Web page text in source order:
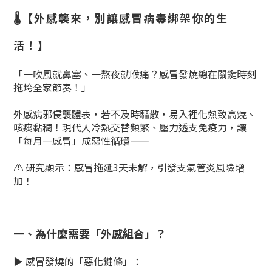
🌡️【外感襲來，別讓感冒病毒綁架你的生
活！】
「一吹風就鼻塞、一熬夜就喉痛？感冒發燒總在關鍵時刻
拖垮全家節奏！」
外感病邪侵襲體表，若不及時驅散，易入裡化熱致高燒、
咳痰黏稠！現代人冷熱交替頻繁、壓力透支免疫力，讓
「每月一感冒」成惡性循環——
⚠️ ​研究顯示​：感冒拖延3天未解，引發支氣管炎風險增
加！
一、為什麼需要「外感組合」？​​
▶️ ​感冒發燒的「惡化鏈條」​​：